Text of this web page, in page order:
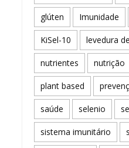
glúten Imunidade
KiSel-10 levedura
nutrientes nutrição
plant based
saúde selenio
sistema imunitário